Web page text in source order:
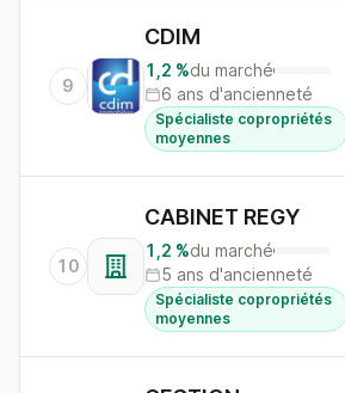
9
CDIM
1,2 %du marché
6 ans d'ancienneté
Spécialiste copropriétés
moyennes
10
CABINET REGY
1,2 %du marché
5 ans d'ancienneté
Spécialiste copropriétés
moyennes